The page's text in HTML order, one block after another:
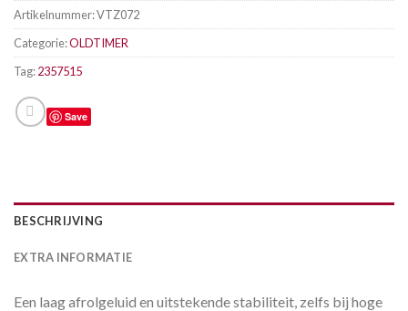
Artikelnummer:VTZ072
Categorie:OLDTIMER
Tag:2357515
Save
BESCHRIJVING
EXTRA INFORMATIE
Een laag afrolgeluid en uitstekende stabiliteit, zelfs bij hoge